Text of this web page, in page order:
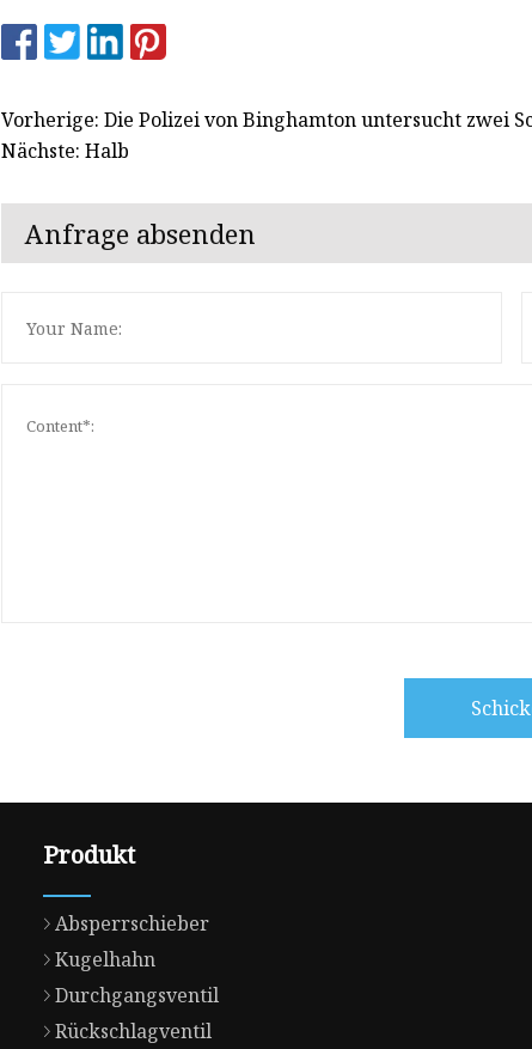
Vorherige: Die Polizei von Binghamton untersucht zwei
Nächste: Halb
Anfrage absenden
Produkt
Absperrschieber
Kugelhahn
Durchgangsventil
Rückschlagventil